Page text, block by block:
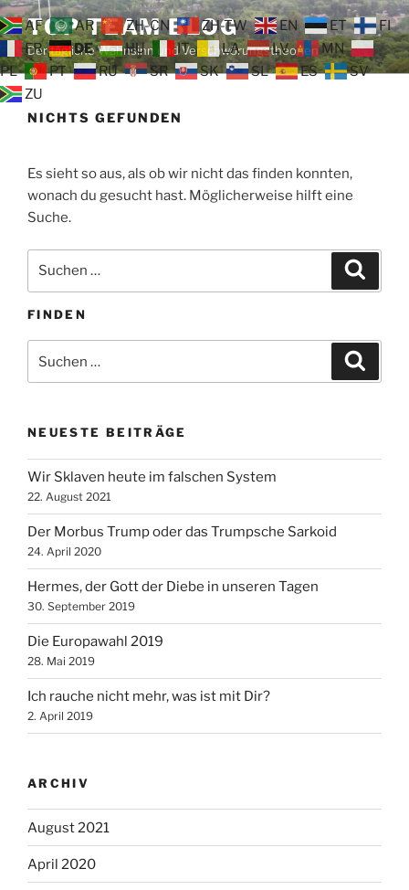
Zum
Inhalt
springen
TOP TEAM BLOG
Der tägliche Wahnsinn und Verschwörungstheorien
NICHTS GEFUNDEN
Es sieht so aus, als ob wir nicht das finden konnten,
wonach du gesucht hast. Möglicherweise hilft eine
Suche.
nach:
FINDEN
nach:
NEUESTE BEITRÄGE
Wir Sklaven heute im falschen System
22. August 2021
Der Morbus Trump oder das Trumpsche Sarkoid
24. April 2020
Hermes, der Gott der Diebe in unseren Tagen
30. September 2019
Die Europawahl 2019
28. Mai 2019
Ich rauche nicht mehr, was ist mit Dir?
2. April 2019
ARCHIV
August 2021
April 2020
AF AR ZH-CN ZH-TW EN ET
FI
FR
DE HU IT LA LV
MN
PL
PT RU SR SK SL ES
SV
ZU